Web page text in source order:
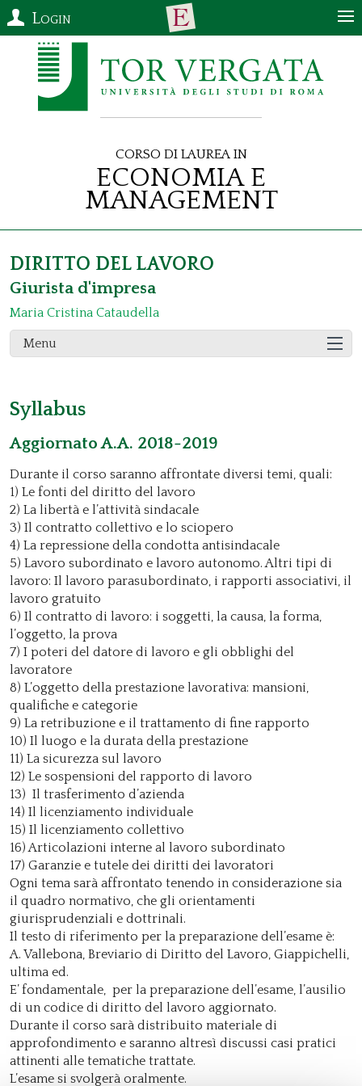
Login
Corso di Laurea in
Economia e
Management
DIRITTO DEL LAVORO
Giurista d'impresa
Maria Cristina Cataudella
Menu
Syllabus
Aggiornato A.A. 2018-2019
Durante il corso saranno affrontate diversi temi, quali:
1) Le fonti del diritto del lavoro
2) La libertà e l’attività sindacale
3) Il contratto collettivo e lo sciopero
4) La repressione della condotta antisindacale
5) Lavoro subordinato e lavoro autonomo. Altri tipi di
lavoro: Il lavoro parasubordinato, i rapporti associativi, il
lavoro gratuito
6) Il contratto di lavoro: i soggetti, la causa, la forma,
l’oggetto, la prova
7) I poteri del datore di lavoro e gli obblighi del
lavoratore
8) L’oggetto della prestazione lavorativa: mansioni,
qualifiche e categorie
9) La retribuzione e il trattamento di fine rapporto
10) Il luogo e la durata della prestazione
11) La sicurezza sul lavoro
12) Le sospensioni del rapporto di lavoro
13) Il trasferimento d’azienda
14) Il licenziamento individuale
15) Il licenziamento collettivo
16) Articolazioni interne al lavoro subordinato
17) Garanzie e tutele dei diritti dei lavoratori
Ogni tema sarà affrontato tenendo in considerazione sia
il quadro normativo, che gli orientamenti
giurisprudenziali e dottrinali.
Il testo di riferimento per la preparazione dell’esame è:
A. Vallebona, Breviario di Diritto del Lavoro, Giappichelli,
ultima ed.
E’ fondamentale, per la preparazione dell’esame, l’ausilio
di un codice di diritto del lavoro aggiornato.
Durante il corso sarà distribuito materiale di
approfondimento e saranno altresì discussi casi pratici
attinenti alle tematiche trattate.
L’esame si svolgerà oralmente.